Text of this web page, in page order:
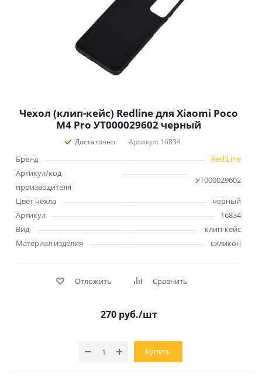
Чехол (клип-кейс) Redline для Xiaomi Poco
M4 Pro УТ000029602 черный
Достаточно Артикул: 16834
Бренд
Red Line
Артикул/код
производителя
УТ000029602
Цвет чехла
черный
Артикул
16834
Вид
клип-кейс
Материал изделия
силикон
Отложить Сравнить
270руб./шт
Купить